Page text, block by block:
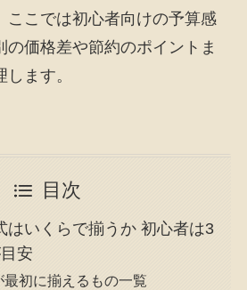
ここでは初心者向けの予算感
の価格差や節約のポイントま
ます。
目次
はいくらで揃うか 初心者は3
安
最初に揃えるもの一覧